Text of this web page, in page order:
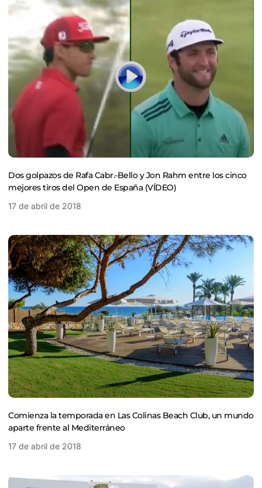
Dos golpazos de Rafa Cabr.-Bello y Jon Rahm entre los cinco
mejores tiros del Open de España (VÍDEO)
17 de abril de 2018
Comienza la temporada en Las Colinas Beach Club, un mundo
aparte frente al Mediterráneo
17 de abril de 2018